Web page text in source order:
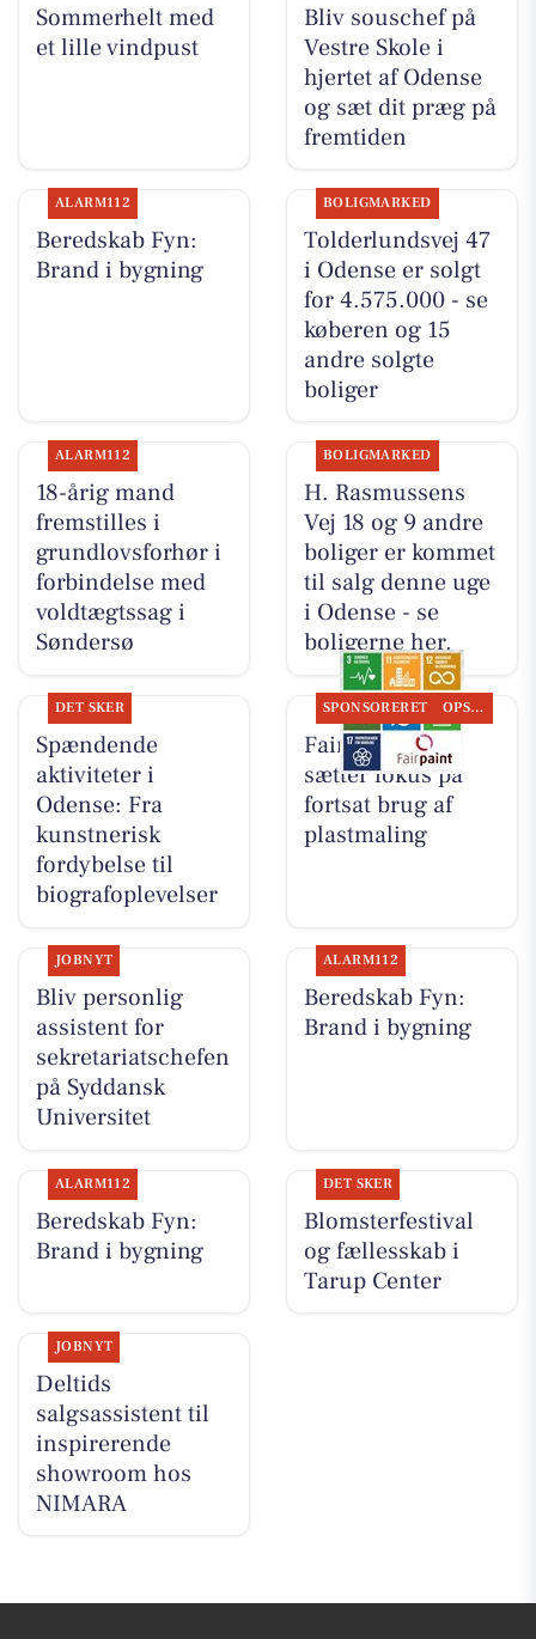
Sommerhelt med
et lille vindpust
Bliv souschef på
Vestre Skole i
hjertet af Odense
og sæt dit præg på
fremtiden
ALARM112
Beredskab Fyn:
Brand i bygning
BOLIGMARKED
Tolderlundsvej 47
i Odense er solgt
for 4.575.000 - se
køberen og 15
andre solgte
boliger
ALARM112
18-årig mand
fremstilles i
grundlovsforhør i
forbindelse med
voldtægtssag i
Søndersø
BOLIGMARKED
H. Rasmussens
Vej 18 og 9 andre
boliger er kommet
til salg denne uge
i Odense - se
boligerne her.
DET SKER
Spændende
aktiviteter i
Odense: Fra
kunstnerisk
fordybelse til
biografoplevelser
SPONSORERET OPSLAGSTAVLEN
Fairpaint ApS
sætter fokus på
fortsat brug af
plastmaling
JOBNYT
Bliv personlig
assistent for
sekretariatschefen
på Syddansk
Universitet
ALARM112
Beredskab Fyn:
Brand i bygning
ALARM112
Beredskab Fyn:
Brand i bygning
DET SKER
Blomsterfestival
og fællesskab i
Tarup Center
JOBNYT
Deltids
salgsassistent til
inspirerende
showroom hos
NIMARA